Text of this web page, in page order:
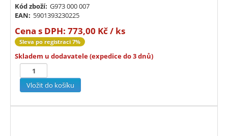
Kód zboží: G973 000 007
EAN: 5901393230225
Cena s DPH: 773,00 Kč / ks
Sleva po registraci 7%
Skladem u dodavatele (expedice do 3 dnů)